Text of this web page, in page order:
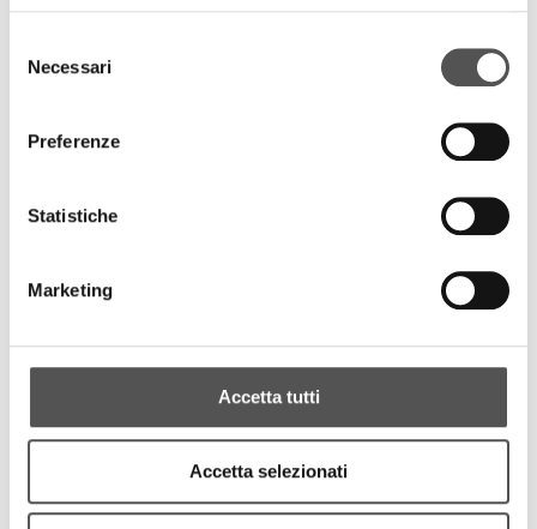
delNecessari
Preferenze
Statistiche
Marketing
Accetta tutti
Accetta selezionati